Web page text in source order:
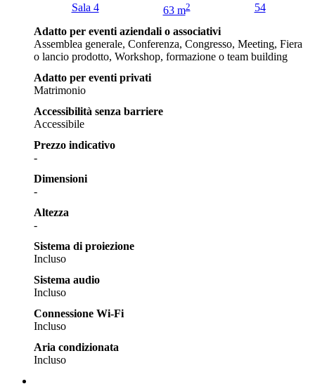
Sala 4 63 m2 54
Adatto per eventi aziendali o associativi
Assemblea generale, Conferenza, Congresso, Meeting, Fiera
o lancio prodotto, Workshop, formazione o team building
Adatto per eventi privati
Matrimonio
Accessibilità senza barriere
Accessibile
Prezzo indicativo
-
Dimensioni
-
Altezza
-
Sistema di proiezione
Incluso
Sistema audio
Incluso
Connessione Wi-Fi
Incluso
Aria condizionata
Incluso